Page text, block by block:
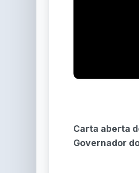
Carta aberta
Governador